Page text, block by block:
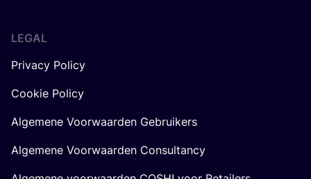
LEGAL
Privacy Policy
Cookie Policy
Algemene Voorwaarden Gebruikers
Algemene Voorwaarden Consultancy